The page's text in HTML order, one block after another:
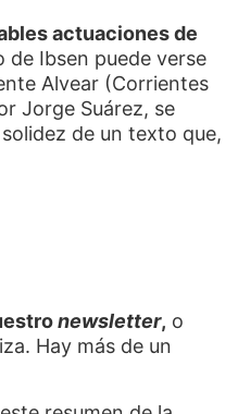
actuaciones de
de Ibsen puede verse
Alvear (Corrientes
Jorge Suárez, se
de un texto que,
newsletter, o
Hay más de un